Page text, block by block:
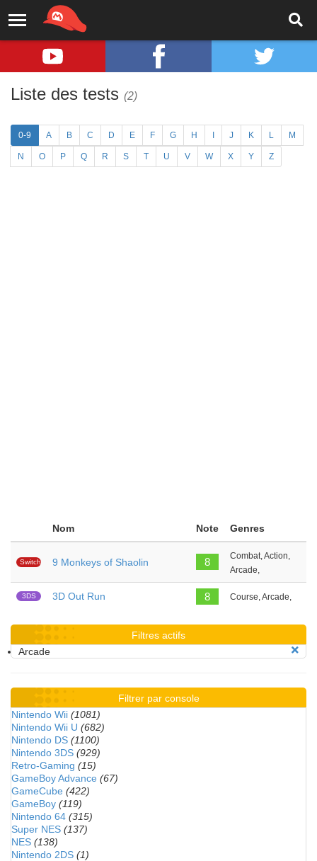
Liste des tests (2)
0-9 A B C D E F G H J K L M
N O P Q R S T U V W X Y Z
Nom Note Genres
Switch 9 Monkeys of Shaolin 8
Combat, Action,
Arcade,
3DS 3D Out Run 8 Course, Arcade,
Filtres actifs
Arcade
Filtrer par console
Nintendo Wii (1081)
Nintendo Wii U (682)
Nintendo DS (1100)
Nintendo 3DS (929)
Retro-Gaming (15)
GameBoy Advance (67)
GameCube (422)
GameBoy (119)
Nintendo 64 (315)
Super NES (137)
NES (138)
Nintendo 2DS (1)